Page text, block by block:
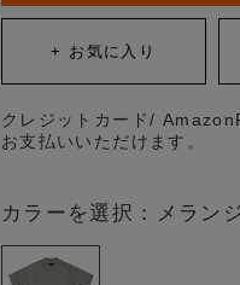
カラーを選択：メラン
クレジットカード/
お支払いいただけます。